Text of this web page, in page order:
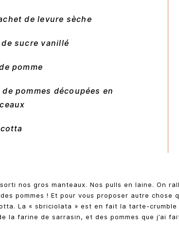
de levure sèche
sucre vanillé
pomme
pommes découpées en
nos gros manteaux. Nos pulls en laine. On
pommes ! Et pour vous proposer autre chose
La « sbriciolata » est en fait la tarte-
la farine de sarrasin, et des pommes que j’ai